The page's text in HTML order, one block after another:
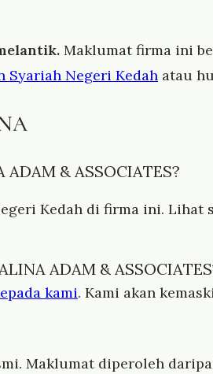
Maklumat firma ini
Syariah Negeri Kedah atau
& ASSOCIATES?
Kedah di firma ini. Lihat
ADAM &
kami. Kami akan
Maklumat diperoleh